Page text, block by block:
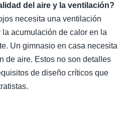
del aire y la ventilación?
necesita una ventilación
acumulación de calor en la
Un gimnasio en casa necesita
de aire. Estos no son detalles
de diseño críticos que